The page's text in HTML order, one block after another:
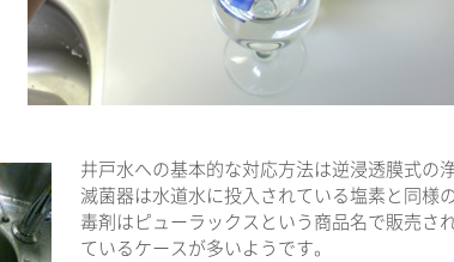
井戸水への基本的な対応方法は逆浸透膜式の
滅菌器は水道水に投入されている塩素と同様
毒剤はピューラックスという商品名で販売さ
ているケースが多いようです。